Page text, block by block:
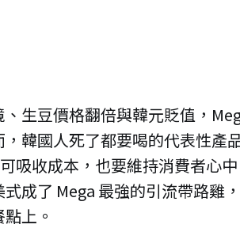
生豆價格翻倍與韓元貶值，
韓國人死了都要喝的代表性產
吸收成本，也要維持消費者心
成了 Mega 最強的引流帶路雞
上。